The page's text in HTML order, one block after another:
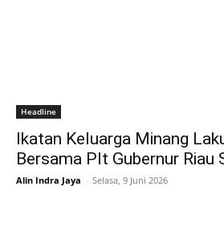
Headline
Ikatan Keluarga Minang
Bersama Plt Gubernur Riau
Alin Indra Jaya - Selasa, 9 Juni 2026